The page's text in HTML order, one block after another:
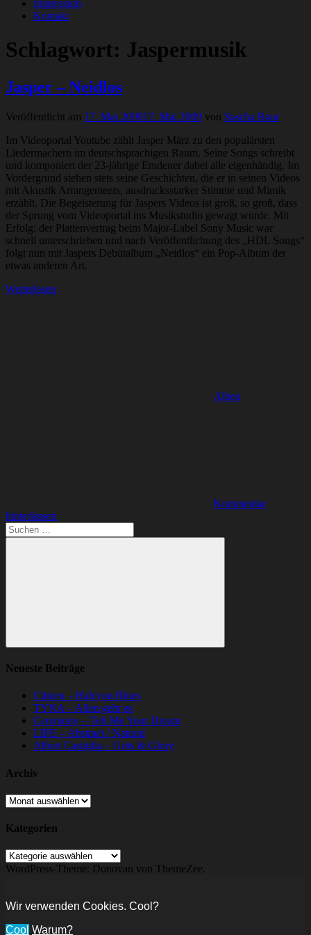
Impressum
Kontakt
Schlagwort: Jaspermusik
Jasper – Neidlos
Veröffentlicht am 17. Mai 200917. Mai 2009 von Sascha Baur
Im Videoportal Youtube zählt Jasper März zu den populärsten
Liedermachern im deutschsprachigen Raum. Seine Songs schreibt
und komponiert der 23-jährige Emdener dabei alle eigenhändig. Im
Vordergrund stehen stets seine Geschichten, die er in seinen Videos
mit Akustik Arrangements, ausdrucksstarker Stimme und Mimik
erzählt. Die Begeisterung für Jaspers Videos ist groß, so groß, dass
der Sprung vom Videoportal ins Musikstudio gewagt wurde. Mit
Erfolg: der Plattenvertrag beim Major-Label Sony Music war
schnell unterschrieben und nach Veröffentlichung des „HDL Songs“
folgt nun mit Jaspers Debütalbum „Neidlos“ ein Pop-Album der
etwas anderen Art.
Weiterlesen
Alben
Kommentar
hinterlassen
Suchen
nach:
Suchen
Neueste Beiträge
Citizen – Halcyon Blues
TYNA – Allen geht es
Ceremony – Tell Me Your Dream
LIFE – Abstract / Natural
Albert Castiglia – Grits & Glory
Archiv
Archiv
Kategorien
Kategorien
WordPress-Theme: Donovan von ThemeZee.
Wir verwenden Cookies. Cool?
Cool Warum?